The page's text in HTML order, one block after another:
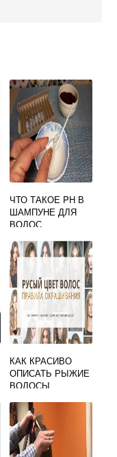
ЧТО ТАКОЕ PH В
ШАМПУНЕ ДЛЯ
ВОЛОС
КАК КРАСИВО
ОПИСАТЬ РЫЖИЕ
ВОЛОСЫ